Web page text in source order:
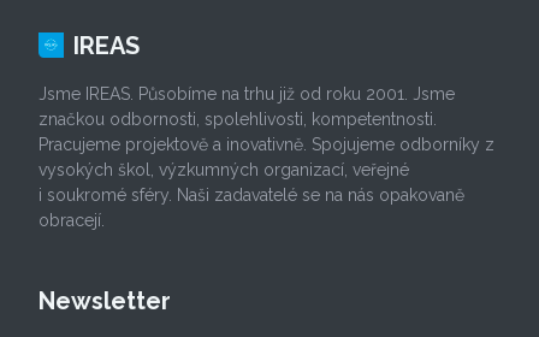
IREAS
Jsme IREAS. Působíme na trhu již od roku 2001. Jsme
značkou odbornosti, spolehlivosti, kompetentnosti.
Pracujeme projektově a inovativně. Spojujeme odborníky z
vysokých škol, výzkumných organizací, veřejné
i soukromé sféry. Naši zadavatelé se na nás opakovaně
obracejí.
Newsletter